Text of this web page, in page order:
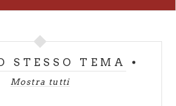
STESSO TEMA
Mostra tutti